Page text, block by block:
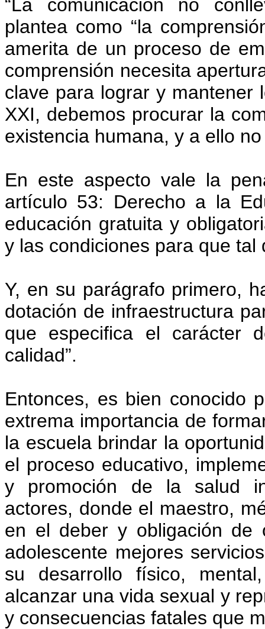
“La comunicación no
plantea como “la
amerita de un proceso de
comprensión necesita
clave para lograr y mantener
XXI, debemos procurar la
existencia humana, y a ello
En este aspecto vale la
artículo 53: Derecho a la
educación gratuita y
y las condiciones para que
Y, en su parágrafo primero,
dotación de infraestructura
que especifica el carácter
calidad”.
Entonces, es bien conocido
extrema importancia de
la escuela brindar la
el proceso educativo,
y promoción de la salud
actores, donde el maestro,
en el deber y obligación de
adolescente mejores
su desarrollo físico,
alcanzar una vida sexual y
y consecuencias fatales que